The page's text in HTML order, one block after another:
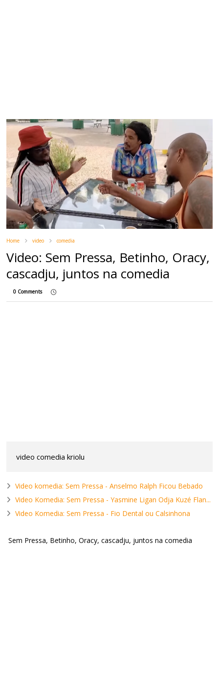
Home video comedia
Video: Sem Pressa, Betinho, Oracy,
cascadju, juntos na comedia
0 Comments
video comedia kriolu
Video komedia: Sem Pressa - Anselmo Ralph Ficou Bebado
Video Komedia: Sem Pressa - Yasmine Ligan Odja Kuzé Flan...
Video Komedia: Sem Pressa - Fio Dental ou Calsinhona
Sem Pressa, Betinho, Oracy, cascadju, juntos na comedia